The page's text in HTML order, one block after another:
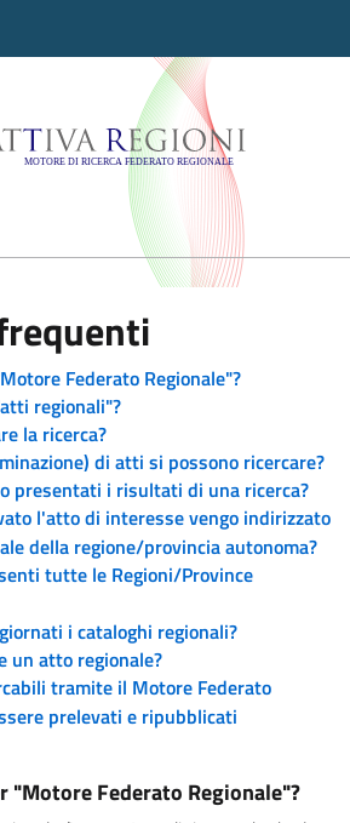
Regioni -
Federato Regionale"?
regionali"?
la ricerca?
di atti si possono ricercare?
presentati i risultati di una ricerca?
l'atto di interesse vengo indirizzato
della regione/provincia autonoma?
tutte le Regioni/Province
i cataloghi regionali?
un atto regionale?
tramite il Motore Federato
prelevati e ripubblicati
"Motore Federato Regionale"?